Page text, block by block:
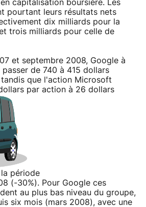
capitalisation boursière. Les
pourtant leurs résultats nets
dix milliards pour la
trois milliards pour celle de
et septembre 2008, Google à
de 740 à 415 dollars
que l'action Microsoft
par action à 26 dollars
période
(-30%). Pour Google ces
au plus bas niveau du groupe,
six mois (mars 2008), avec une